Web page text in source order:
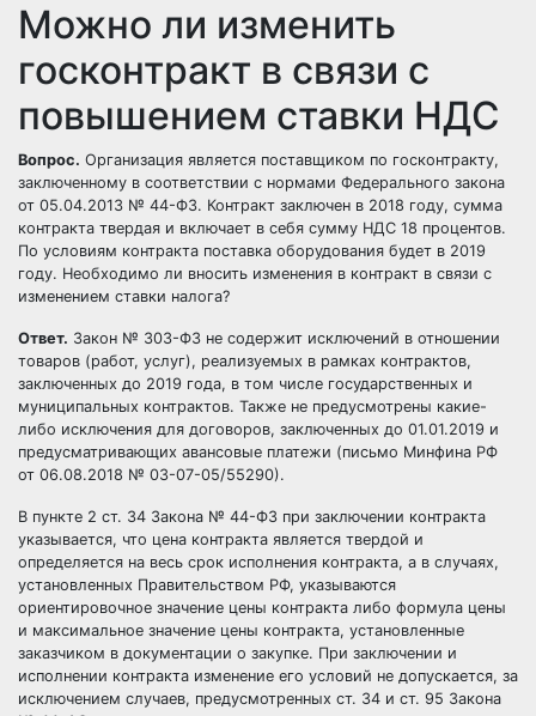
Можно ли изменить
госконтракт в связи с
повышением ставки НДС
Вопрос. Организация является поставщиком по госконтракту,
заключенному в соответствии с нормами Федерального закона
от 05.04.2013 № 44-ФЗ. Контракт заключен в 2018 году, сумма
контракта твердая и включает в себя сумму НДС 18 процентов.
По условиям контракта поставка оборудования будет в 2019
году. Необходимо ли вносить изменения в контракт в связи с
изменением ставки налога?
Ответ. Закон № 303-ФЗ не содержит исключений в отношении
товаров (работ, услуг), реализуемых в рамках контрактов,
заключенных до 2019 года, в том числе государственных и
муниципальных контрактов. Также не предусмотрены какие-
либо исключения для договоров, заключенных до 01.01.2019 и
предусматривающих авансовые платежи (письмо Минфина РФ
от 06.08.2018 № 03-07-05/55290).
В пункте 2 ст. 34 Закона № 44-ФЗ при заключении контракта
указывается, что цена контракта является твердой и
определяется на весь срок исполнения контракта, а в случаях,
установленных Правительством РФ, указываются
ориентировочное значение цены контракта либо формула цены
и максимальное значение цены контракта, установленные
заказчиком в документации о закупке. При заключении и
исполнении контракта изменение его условий не допускается, за
исключением случаев, предусмотренных ст. 34 и ст. 95 Закона